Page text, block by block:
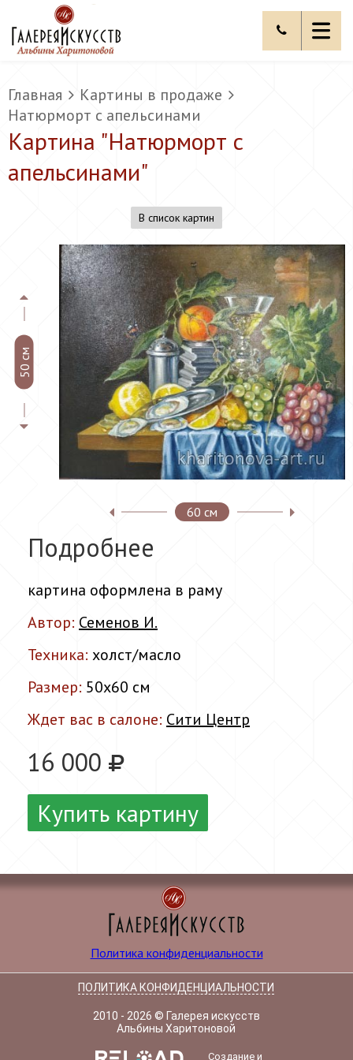
Главная
Картины в продаже
Натюрморт с апельсинами
Картина "Натюрморт с
апельсинами"
В список картин
60 см
50 см
Подробнее
картина оформлена в раму
Автор: Семенов И.
Техника: холст/масло
Размер: 50x60 см
Ждет вас в салоне: Сити Центр
16 000
Купить картину
Политика конфиденциальности
ПОЛИТИКА КОНФИДЕНЦИАЛЬНОСТИ
2010 - 2026 © Галерея искусств
Альбины Харитоновой
Создание и